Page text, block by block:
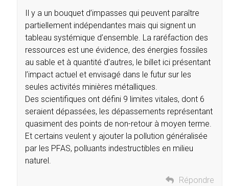
Il y a un bouquet d’impasses qui peuvent paraître
partiellement indépendantes mais qui signent un
tableau systémique d’ensemble. La raréfaction des
ressources est une évidence, des énergies fossiles
au sable et à quantité d’autres, le billet ici présentant
l’impact actuel et envisagé dans le futur sur les
seules activités minières métalliques.
Des scientifiques ont défini 9 limites vitales, dont 6
seraient dépassées, les dépassements représentant
quasiment des points de non-retour à moyen terme.
Et certains veulent y ajouter la pollution généralisée
par les PFAS, polluants indestructibles en milieu
naturel.
Répondre